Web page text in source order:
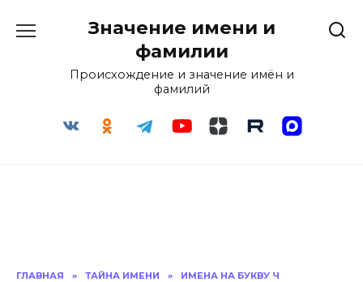
Значение имени и
фамилии
Происхождение и значение имён и
фамилий
ГЛАВНАЯ » ТАЙНА ИМЕНИ » ИМЕНА НА БУКВУ Ч